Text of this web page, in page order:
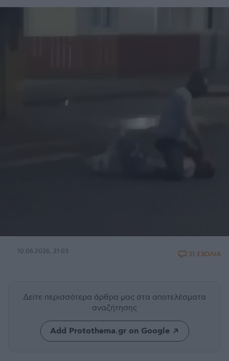
10.06.2026, 21:03 31 ΣΧΟΛΙΑ
Δείτε περισσότερα άρθρα μας στα αποτελέσματα
αναζήτησης
Add Protothema.gr on Google